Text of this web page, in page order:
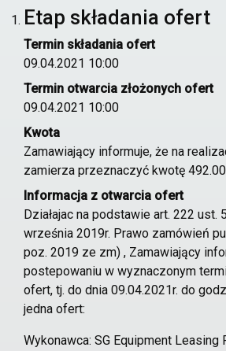
Etap składania ofert
Termin składania ofert
09.04.2021 10:00
Termin otwarcia złożonych ofert
09.04.2021 10:00
Kwota
Zamawiający informuje, że na
zamierza przeznaczyć kwotę
Informacja z otwarcia ofert
Działajac na podstawie art. 222 ust.
września 2019r. Prawo zamówień
poz. 2019 ze zm) , Zamawiający
postepowaniu w wyznaczonym
ofert, tj. do dnia 09.04.2021r. do
jedna ofert:
Wykonawca: SG Equipment Leasing